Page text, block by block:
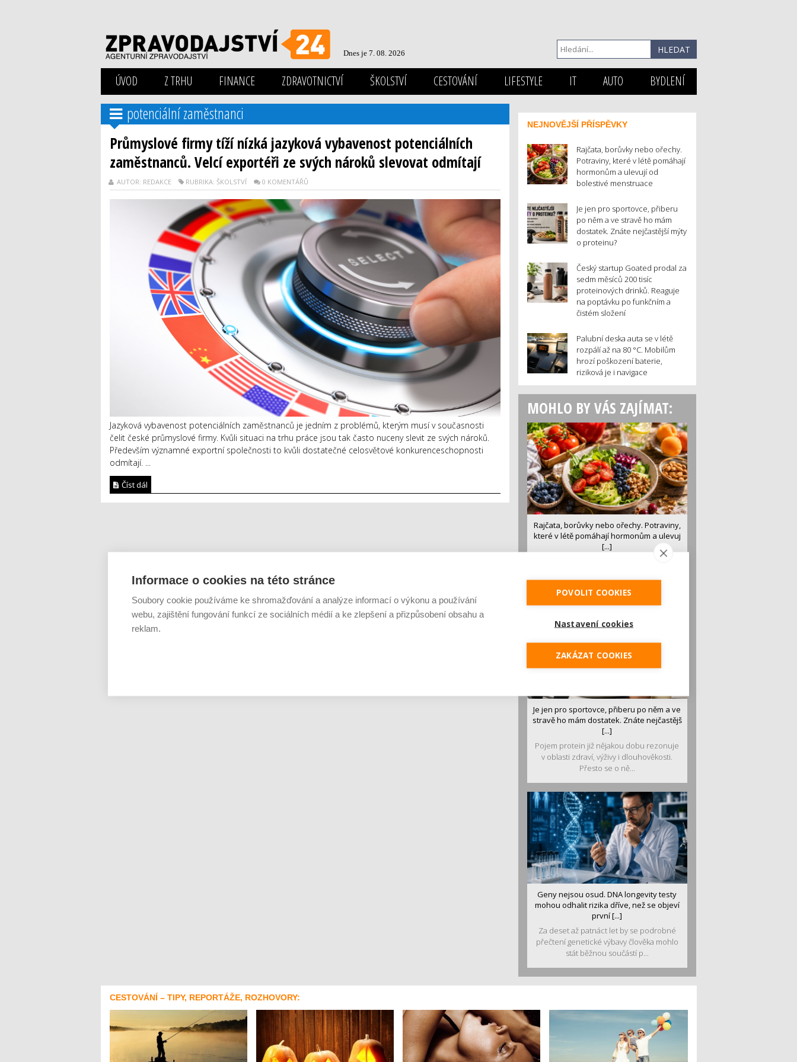
Dnes je 7. 08. 2026
ÚVOD Z TRHU FINANCE ZDRAVOTNICTVÍ ŠKOLSTVÍ CESTOVÁNÍ LIFESTYLE IT AUTO BYDLENÍ
potenciální zaměstnanci
Průmyslové firmy tíží nízká jazyková vybavenost potenciálních
zaměstnanců. Velcí exportéři ze svých nároků slevovat odmítají
AUTOR: REDAKCE RUBRIKA: ŠKOLSTVÍ 0 KOMENTÁŘŮ
Jazyková vybavenost potenciálních zaměstnanců je jedním z problémů, kterým musí v současnosti
čelit české průmyslové firmy. Kvůli situaci na trhu práce jsou tak často nuceny slevit ze svých nároků.
Především významné exportní společnosti to kvůli dostatečné celosvětové konkurenceschopnosti
odmítají. ...
Číst dál
NEJNOVĚJŠÍ PŘÍSPĚVKY
Rajčata, borůvky nebo ořechy.
Potraviny, které v létě pomáhají
hormonům a ulevují od
bolestivé menstruace
Je jen pro sportovce, přiberu
po něm a ve stravě ho mám
dostatek. Znáte nejčastější mýty
o proteinu?
Český startup Goated prodal za
sedm měsíců 200 tisíc
proteinových drinků. Reaguje
na poptávku po funkčním a
čistém složení
Palubní deska auta se v létě
rozpálí až na 80 °C. Mobilům
hrozí poškození baterie,
riziková je i navigace
MOHLO BY VÁS ZAJÍMAT:
Rajčata, borůvky nebo ořechy. Potraviny,
které v létě pomáhají hormonům a ulevuj
[...]
luštěniny jsou práv...
Je jen pro sportovce, přiberu po něm a ve
stravě ho mám dostatek. Znáte nejčastějš
[...]
Pojem protein již nějakou dobu rezonuje
v oblasti zdraví, výživy i dlouhověkosti.
Přesto se o ně...
Geny nejsou osud. DNA longevity testy
mohou odhalit rizika dříve, než se objeví
první [...]
Za deset až patnáct let by se podrobné
přečtení genetické výbavy člověka mohlo
stát běžnou součástí p...
CESTOVÁNÍ – TIPY, REPORTÁŽE, ROZHOVORY:
Informace o cookies na této stránce
Soubory cookie používáme ke shromažďování a analýze informací o výkonu a používání
webu, zajištění fungování funkcí ze sociálních médií a ke zlepšení a přizpůsobení obsahu a
reklam.
POVOLIT COOKIES
Nastavení cookies
ZAKÁZAT COOKIES